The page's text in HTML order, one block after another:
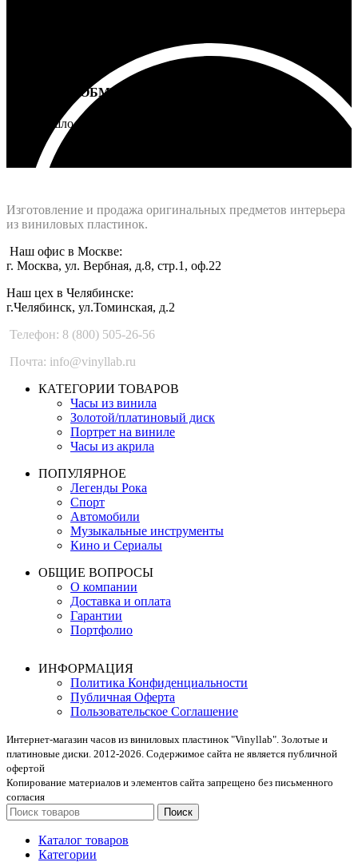
ВОЗВРАТ И ОБМЕН
Не подошло - вернем деньги
Изготовление и продажа оригинальных предметов интерьера
из виниловых пластинок.
Наш офис в Москве:
г. Москва, ул. Вербная, д.8, стр.1, оф.22
Наш цех в Челябинске:
г.Челябинск, ул.Томинская, д.2
Телефон: 8 (800) 505-26-56
Почта: info@vinyllab.ru
КАТЕГОРИИ ТОВАРОВ
Часы из винила
Золотой/платиновый диск
Портрет на виниле
Часы из акрила
ПОПУЛЯРНОЕ
Легенды Рока
Спорт
Автомобили
Музыкальные инструменты
Кино и Сериалы
ОБЩИЕ ВОПРОСЫ
О компании
Доставка и оплата
Гарантии
Портфолио
ИНФОРМАЦИЯ
Политика Конфиденциальности
Публичная Оферта
Пользовательское Соглашение
Интернет-магазин часов из виниловых пластинок "Vinyllab". Золотые и
платиновые диски. 2012-2026. Содержимое сайта не является публичной
офертой
Копирование материалов и элементов сайта запрещено без письменного
согласия
Поиск
Каталог товаров
Категории